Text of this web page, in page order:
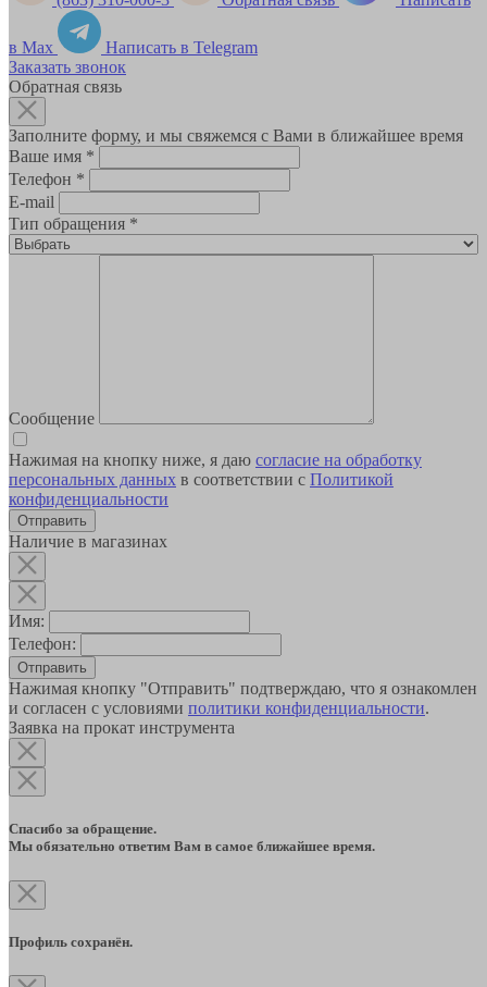
в Max
Написать в Telegram
Заказать звонок
Обратная связь
Заполните форму, и мы свяжемся с Вами в ближайшее время
Ваше имя *
Телефон *
E-mail
Тип обращения *
Сообщение
Нажимая на кнопку ниже, я даю согласие на обработку
персональных данных в соответствии с Политикой
конфиденциальности
Наличие в магазинах
Имя:
Телефон:
Отправить
Нажимая кнопку "Отправить" подтверждаю, что я ознакомлен
и согласен с условиями политики конфиденциальности.
Заявка на прокат инструмента
Спасибо за обращение.
Мы обязательно ответим Вам в самое ближайшее время.
Профиль сохранён.